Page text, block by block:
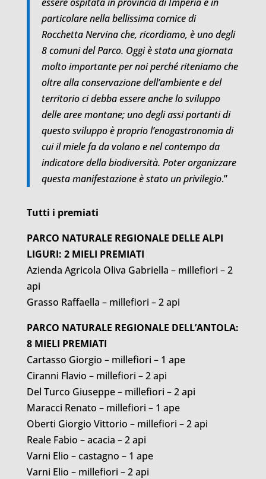
particolare nella bellissima cornice di
Rocchetta Nervina che, ricordiamo, è uno degli
8 comuni del Parco. Oggi è stata una giornata
molto importante per noi perché riteniamo che
oltre alla conservazione dell’ambiente e del
territorio ci debba essere anche lo sviluppo
delle aree montane; uno degli assi portanti di
questo sviluppo è proprio l’enogastronomia di
cui il miele fa da volano e nel contempo da
indicatore della biodiversità. Poter organizzare
questa manifestazione è stato un privilegio.”
Tutti i premiati
PARCO NATURALE REGIONALE DELLE ALPI
LIGURI: 2 MIELI PREMIATI
Azienda Agricola Oliva Gabriella – millefiori – 2
api
Grasso Raffaella – millefiori – 2 api
PARCO NATURALE REGIONALE DELL’ANTOLA:
8 MIELI PREMIATI
Cartasso Giorgio – millefiori – 1 ape
Ciranni Flavio – millefiori – 2 api
Del Turco Giuseppe – millefiori – 2 api
Maracci Renato – millefiori – 1 ape
Oberti Giorgio Vittorio – millefiori – 2 api
Reale Fabio – acacia – 2 api
Varni Elio – castagno – 1 ape
Varni Elio – millefiori – 2 api